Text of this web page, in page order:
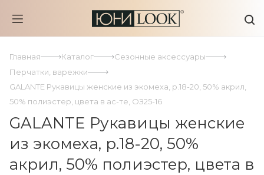
Главная Каталог
Сезонные аксессуары
Перчатки, варежки
GALANTE Рукавицы женские из экомеха, р.18-20, 50% акрил,
50% полиэстер, цвета в ас-те, ОЗ25-16
GALANTE Рукавицы женские
из экомеха, р.18-20, 50%
акрил, 50% полиэстер, цвета в